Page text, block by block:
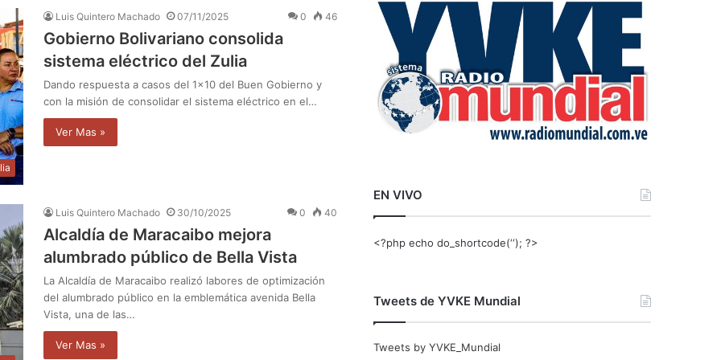
Luis Quintero Machado 07/11/2025 0 46
Gobierno Bolivariano consolida
sistema eléctrico del Zulia
Dando respuesta a casos del 1×10 del Buen Gobierno y
con la misión de consolidar el sistema eléctrico en el…
Ver Mas »
Luis Quintero Machado 30/10/2025 0 40
Alcaldía de Maracaibo mejora
alumbrado público de Bella Vista
La Alcaldía de Maracaibo realizó labores de optimización
del alumbrado público en la emblemática avenida Bella
Vista, una de las…
Ver Mas »
r
EN VIVO
<?php echo do_shortcode(‘‘); ?>
Tweets de YVKE Mundial
Tweets by YVKE_Mundial